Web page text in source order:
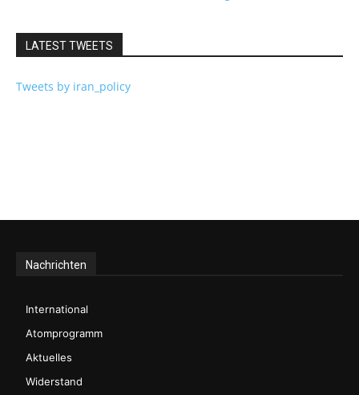
LATEST TWEETS
Tweets by iran_policy
Nachrichten
International
Atomprogramm
Aktuelles
Widerstand